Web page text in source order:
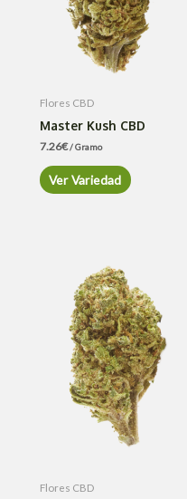
Flores CBD
Master Kush CBD
7.26€/ Gramo
Ver Variedad
Flores CBD